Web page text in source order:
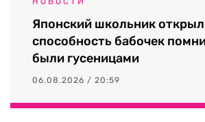
Японский школьник открыл
способность бабочек
были гусеницами
06.08.2026 / 20:59